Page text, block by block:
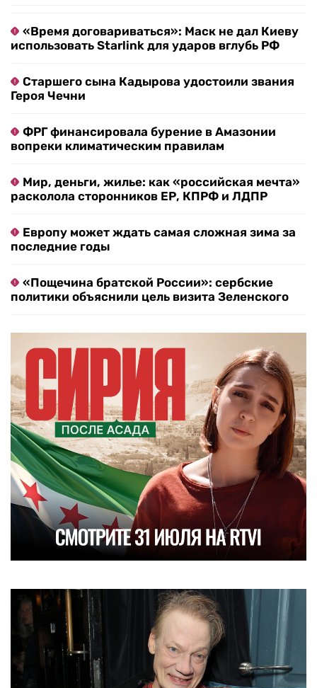
«Время договариваться»: Маск не дал Киеву
использовать Starlink для ударов вглубь РФ
Старшего сына Кадырова удостоили звания
Героя Чечни
ФРГ финансировала бурение в Амазонии
вопреки климатическим правилам
Мир, деньги, жилье: как «российская мечта»
расколола сторонников ЕР, КПРФ и ЛДПР
Европу может ждать самая сложная зима за
последние годы
«Пощечина братской России»: сербские
политики объяснили цель визита Зеленского